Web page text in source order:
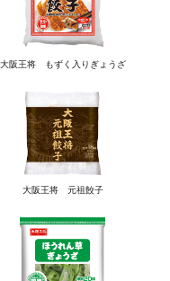
大阪王将 もずく入りぎょうざ
大阪王将 元祖餃子